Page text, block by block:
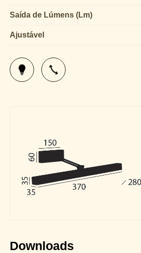
Saída de Lúmens (Lm)
Ajustável
Downloads